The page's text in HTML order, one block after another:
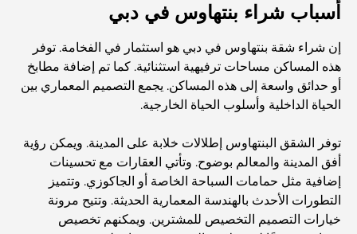
أسباب شراء بنتهاوس في دبي
إن شراء شقة بنتهاوس في دبي هو استثمار في الفخامة. توفر
هذه المساكن مساحات ترفيهية استثنائية. كما تم إضافة مطابخ
أو حدائق واسعة إلى هذه المساكن. يجمع التصميم المعماري بين
الحياة الداخلية وأسلوب الحياة الخارجية.
توفر الشقق البنتهاوس إطلالات خلابة على المدينة. ويمكن رؤية
أفق المدينة والمعالم بوضوح. وتأتي العقارات مع تحسينات
إضافية مثل حمامات السباحة الخاصة أو الجاكوزي. وتتميز
التطورات الأحدث بالهندسة المعمارية الحديثة. وتتيح مرونة
خيارات التصميم التخصيص للمشترين. ويمكنهم تخصيص